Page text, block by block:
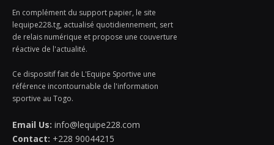
En complément du support papier, le site
lequipe228.tg, actualisé quotidiennement, sert
de relais numérique et propose une couverture
réactive de l'actualité.
Ce dispositif fait de L'Equipe Sportive une
référence incontournable de l'information
sportive au Togo.
Email Us: info@lequipe228.com
Contact: +228 90044215